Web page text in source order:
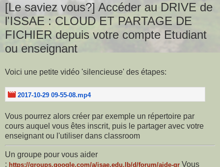
[Le saviez vous?] Accéder au DRIVE de
l'ISSAE : CLOUD ET PARTAGE DE
FICHIER depuis votre compte Etudiant
ou enseignant
Voici une petite vidéo 'silencieuse' des étapes:
2017-10-29 09-55-08.mp4
Vous pourrez alors créer par exemple un répertoire par
cours auquel vous êtes inscrit, puis le partager avec votre
enseignant ou l'utiliser dans classroom
Un groupe pour vous aider
: https://groups.google.com/a/isae.edu.lb/d/forum/aide-qr Vous